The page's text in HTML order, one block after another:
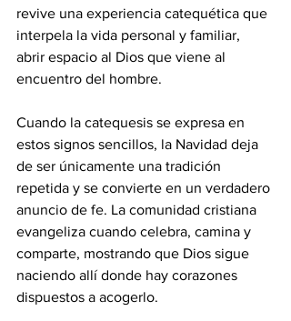
revive una experiencia catequética que
interpela la vida personal y familiar,
abrir espacio al Dios que viene al
encuentro del hombre.
Cuando la catequesis se expresa en
estos signos sencillos, la Navidad deja
de ser únicamente una tradición
repetida y se convierte en un verdadero
anuncio de fe. La comunidad cristiana
evangeliza cuando celebra, camina y
comparte, mostrando que Dios sigue
naciendo allí donde hay corazones
dispuestos a acogerlo.